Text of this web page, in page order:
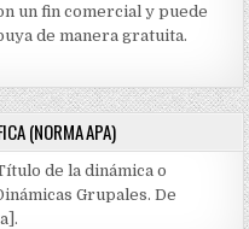
un fin comercial y puede
de manera gratuita.
(NORMA APA)
de la dinámica o
Grupales. De